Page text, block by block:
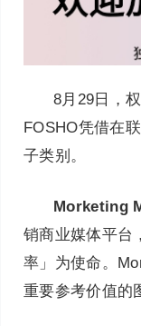
8月29日，
FOSHO凭借在
子类别。
Morketing
销商业媒体平台
率」为使命。
重要参考价值的